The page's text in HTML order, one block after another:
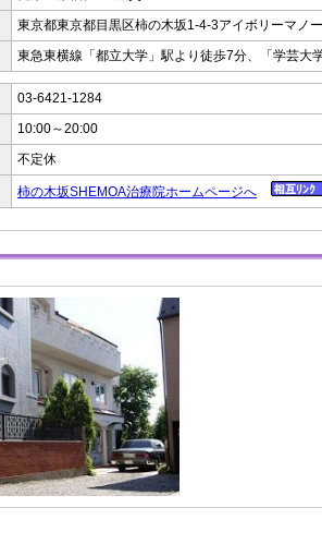
東京都東京都目黒区柿の木坂1-4-3アイボリーマノ
東急東横線「都立大学」駅より徒歩7分、「学芸大
03-6421-1284
10:00～20:00
不定休
柿の木坂SHEMOA治療院ホームページへ